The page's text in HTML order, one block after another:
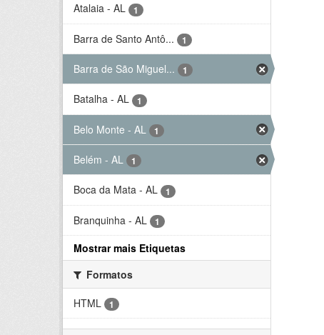
Atalaia - AL 1
Barra de Santo Antô... 1
Barra de São Miguel... 1
Batalha - AL 1
Belo Monte - AL 1
Belém - AL 1
Boca da Mata - AL 1
Branquinha - AL 1
Mostrar mais Etiquetas
Formatos
HTML
1